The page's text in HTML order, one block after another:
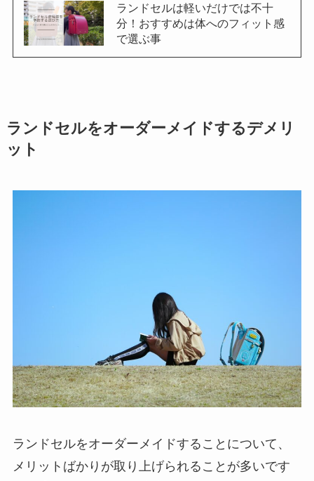
ランドセルは軽いだけでは不十
分！おすすめは体へのフィット感
で選ぶ事
ランドセルをオーダーメイドするデメリ
ット
ランドセルをオーダーメイドすることについて、
メリットばかりが取り上げられることが多いです